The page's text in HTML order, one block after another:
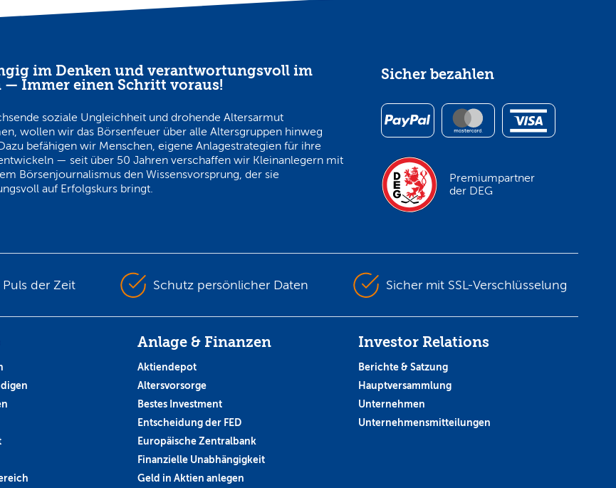
im Denken und verantwortungsvoll im
— Immer einen Schritt voraus!
soziale Ungleichheit und drohende Altersarmut
wollen wir das Börsenfeuer über alle Altersgruppen hinweg
befähigen wir Menschen, eigene Anlagestrategien für ihre
— seit über 50 Jahren verschaffen wir Kleinanlegern mit
Börsenjournalismus den Wissensvorsprung, der sie
auf Erfolgskurs bringt.
Sicher bezahlen
Premiumpartner
der DEG
Puls der Zeit Schutz persönlicher Daten Sicher mit SSL-Verschlüsselung
Anlage & Finanzen
Aktiendepot
Altersvorsorge
Bestes Investment
Entscheidung der FED
Europäische Zentralbank
Finanzielle Unabhängigkeit
Geld in Aktien anlegen
Investor Relations
Berichte & Satzung
Hauptversammlung
Unternehmen
Unternehmensmitteilungen